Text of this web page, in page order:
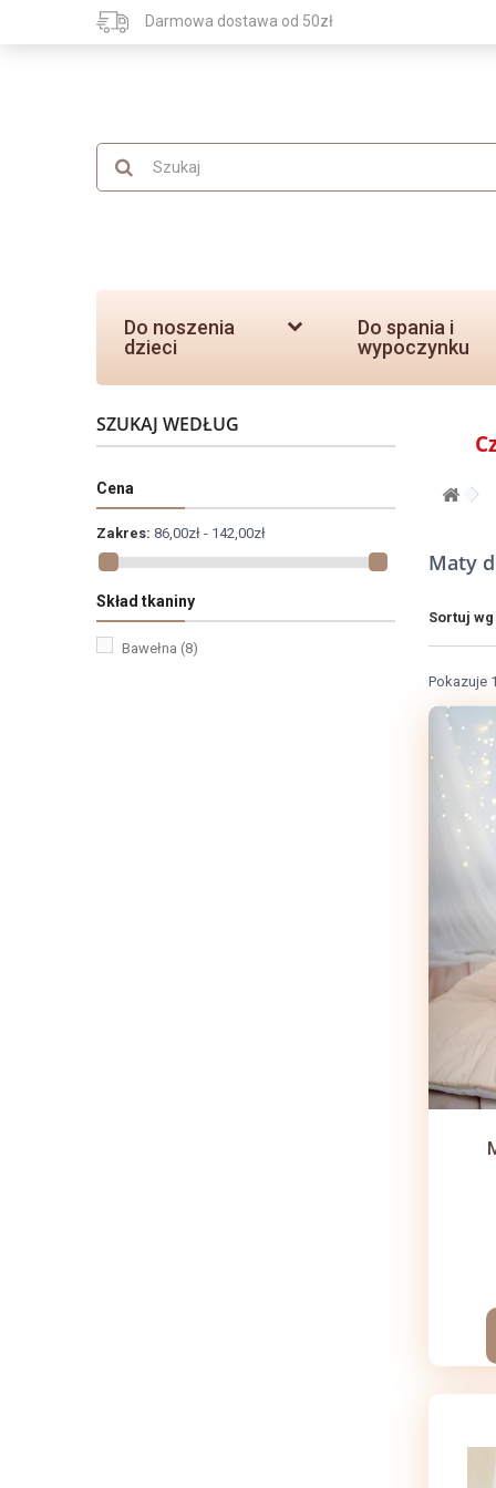
Darmowa dostawa od 50zł
Do noszenia
dzieci
Do spania i
wypoczynku
SZUKAJ WEDŁUG
Cena
Zakres: 86,00zł - 142,00zł
Skład tkaniny
Bawełna (8)
Maty
Sortuj wg
Pokazuje